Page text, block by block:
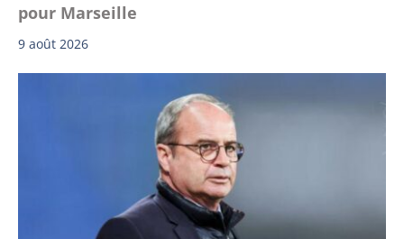
pour Marseille
9 août 2026